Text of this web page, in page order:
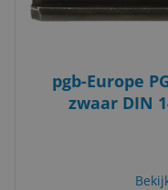
pgb-Europe
zwaar DIN